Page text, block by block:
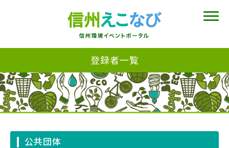
登録者一覧
公共団体